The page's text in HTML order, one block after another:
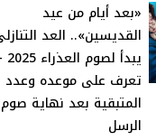
«بعد أيام من عيد
القديسين».. العد
يبدأ
تعرف على موعده وعدد
المتبقية بعد نهاية صوم
الرسل